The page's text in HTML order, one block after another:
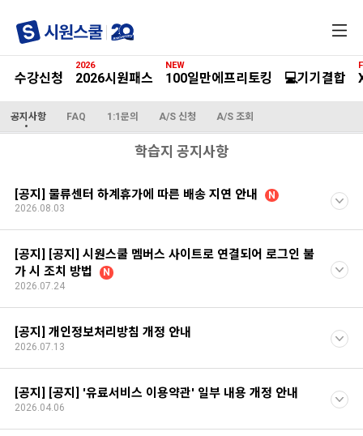
메
수강신청 2026시원패스
2026
100일만에프리토킹
NEW
💻기기결합
공지사항 FAQ 1:1문의 A/S 신청 A/S 조회
학습지 공지사항
[공지] 물류센터 하계휴가에 따른 배송 지연 안내
N
2026.08.03
[공지] [공지] 시원스쿨 멤버스 사이트로 연결되어 로그인 불
가 시 조치 방법
N
2026.07.24
[공지] 개인정보처리방침 개정 안내
2026.07.13
[공지] [공지] '유료서비스 이용약관' 일부 내용 개정 안내
2026.04.06